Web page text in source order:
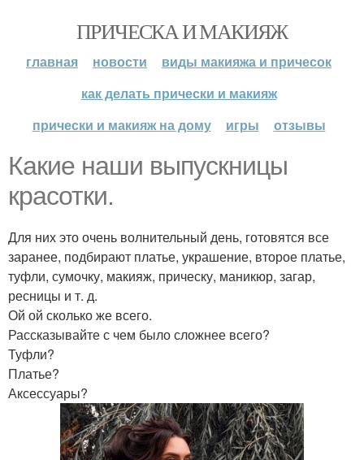
ПРИЧЕСКА И МАКИЯЖ
главная новости
виды макияжа и причесок
как делать прически и макияж
прически и макияж на дому
игры отзывы
Какие наши выпускницы
красотки.
Для них это очень волнительный день, готовятся все
заранее, подбирают платье, украшение, второе платье,
туфли, сумочку, макияж, прическу, маникюр, загар,
ресницы и т. д.
Ой ой сколько же всего.
Рассказывайте с чем было сложнее всего?
Туфли?
Платье?
Аксессуары?